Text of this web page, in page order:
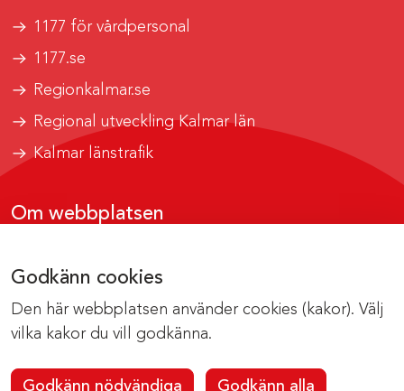
Godkänn cookies
Den här webbplatsen använder cookies (kakor). Välj
vilka kakor du vill godkänna.
Godkänn nödvändiga Godkänn alla
1177 för vårdpersonal
1177.se
Regionkalmar.se
Regional utveckling Kalmar län
Kalmar länstrafik
Om webbplatsen
Om cookies
Kontakta webbredaktionen